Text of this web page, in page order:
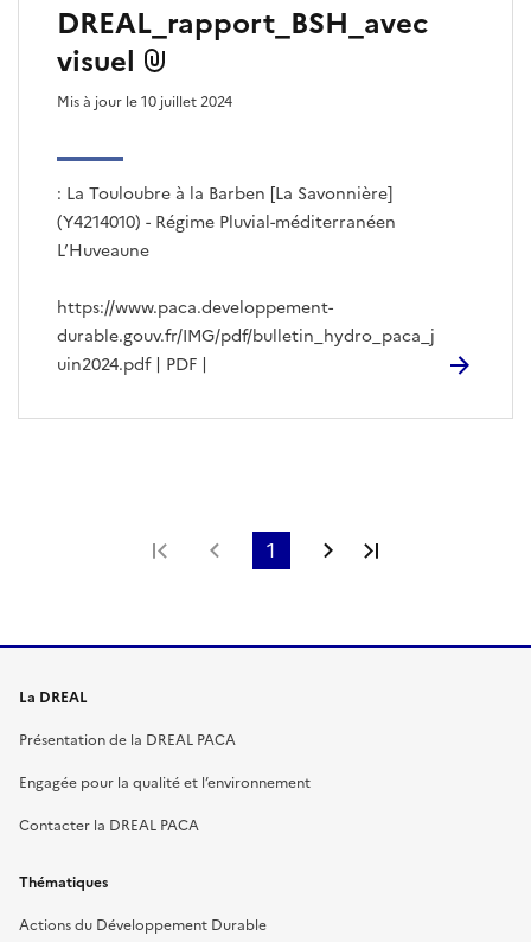
DREAL_rapport_BSH_avec
visuel
: La Touloubre à la Barben [La Savonnière]
(Y4214010) - Régime Pluvial-méditerranéen
L’Huveaune
Mis à jour le 10 juillet 2024
https://www.paca.developpement-
durable.gouv.fr/IMG/pdf/bulletin_hydro_paca_j
uin2024.pdf | PDF |
Première pagePage précédente
1 Page suivante
La DREAL
Présentation de la DREAL PACA
Engagée pour la qualité et l’environnement
Contacter la DREAL PACA
Thématiques
Actions du Développement Durable